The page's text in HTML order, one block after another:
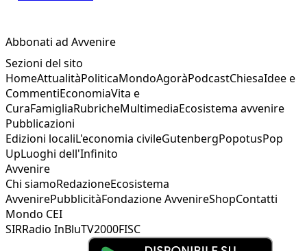
Abbonati ad Avvenire
Sezioni del sito
HomeAttualitàPoliticaMondoAgoràPodcastChiesaIdee e
CommentiEconomiaVita e
CuraFamigliaRubricheMultimediaEcosistema avvenire
Pubblicazioni
Edizioni localiL'economia civileGutenbergPopotusPop
UpLuoghi dell'Infinito
Avvenire
Chi siamoRedazioneEcosistema
AvvenirePubblicitàFondazione AvvenireShopContatti
Mondo CEI
SIRRadio InBluTV2000FISC